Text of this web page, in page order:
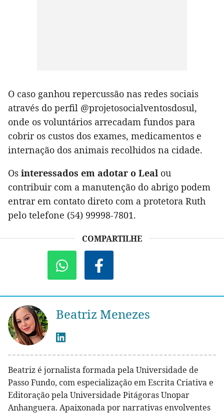
O caso ganhou repercussão nas redes sociais
através do perfil @projetosocialventosdosul,
onde os voluntários arrecadam fundos para
cobrir os custos dos exames, medicamentos e
internação dos animais recolhidos na cidade.
Os interessados em adotar o Leal ou
contribuir com a manutenção do abrigo podem
entrar em contato direto com a protetora Ruth
pelo telefone (54) 99998-7801.
COMPARTILHE
Beatriz Menezes
Beatriz é jornalista formada pela Universidade de
Passo Fundo, com especialização em Escrita Criativa e
Editoração pela Universidade Pitágoras Unopar
Anhanguera. Apaixonada por narrativas envolventes